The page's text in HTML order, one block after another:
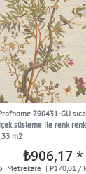
790431-GU
süsleme ile renk
m2
₺906,17 *
Metrekare | ₺170,01 /